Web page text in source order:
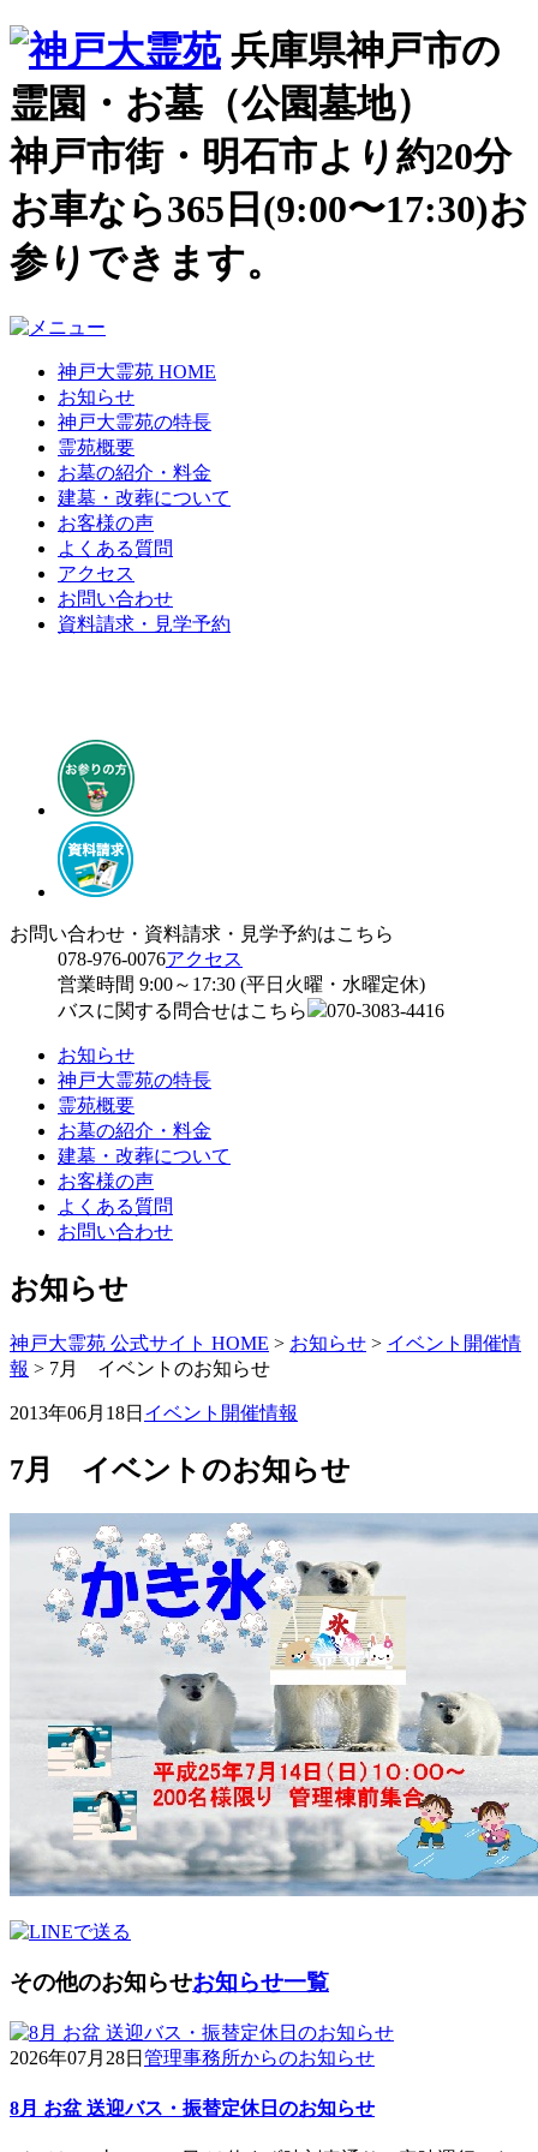
兵庫県神戸市の
霊園・お墓（公園墓地）
神戸市街・明石市より約20分
お車なら365日(9:00〜17:30)お
参りできます。
神戸大霊苑 HOME
お知らせ
神戸大霊苑の特長
霊苑概要
お墓の紹介・料金
建墓・改葬について
お客様の声
よくある質問
アクセス
お問い合わせ
資料請求・見学予約
お問い合わせ・資料請求・見学予約はこちら
078-976-0076アクセス
営業時間 9:00～17:30 (平日火曜・水曜定休)
バスに関する問合せはこちら
070-3083-4416
お知らせ
神戸大霊苑の特長
霊苑概要
お墓の紹介・料金
建墓・改葬について
お客様の声
よくある質問
お問い合わせ
お知らせ
神戸大霊苑 公式サイト HOME > お知らせ > イベント開催情
報 > 7月 イベントのお知らせ
2013年06月18日 イベント開催情報
7月 イベントのお知らせ
その他のお知らせお知らせ一覧
2026年07月28日 管理事務所からのお知らせ
8月 お盆 送迎バス・振替定休日のお知らせ